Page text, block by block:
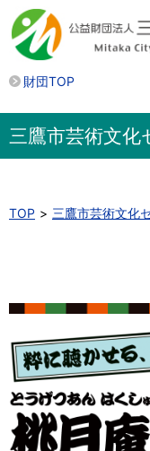
財団TOP
三鷹市芸術文化
TOP 三鷹市芸術文化